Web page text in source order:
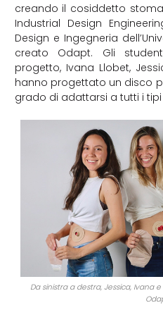
creando il cosiddetto
Industrial Design
Design e Ingegneria
creato Odapt. Gli
progetto, Ivana Llobet,
hanno progettato un disco
grado di adattarsi a tutti i
Da sinistra a destra, Jessica, Ivana